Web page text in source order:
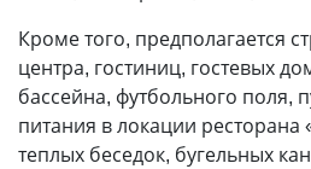
Кроме того, предполагается
центра, гостиниц, гостевых
бассейна, футбольного поля,
питания в локации ресторана
теплых беседок, бугельных